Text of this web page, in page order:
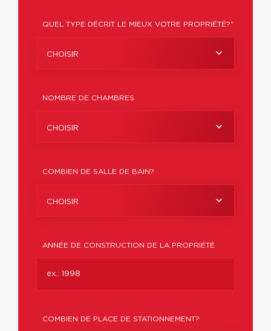
QUEL TYPE DÉCRIT LE MIEUX VOTRE PROPRIÉTÉ?*
CHOISIR
NOMBRE DE CHAMBRES
CHOISIR
COMBIEN DE SALLE DE BAIN?
CHOISIR
ANNÉE DE CONSTRUCTION DE LA PROPRIÉTÉ
COMBIEN DE PLACE DE STATIONNEMENT?